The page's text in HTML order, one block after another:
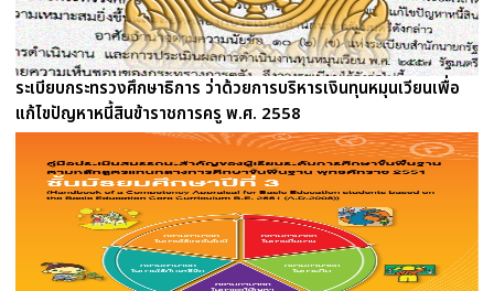
ระเบียบกระทรวงศึกษาธิการ ว่าด้วยการบริหารเงินทุนหมุนเวียนเพื่อ
แก้ไขปัญหาหนี้สินข้าราชการครู พ.ศ. 2558